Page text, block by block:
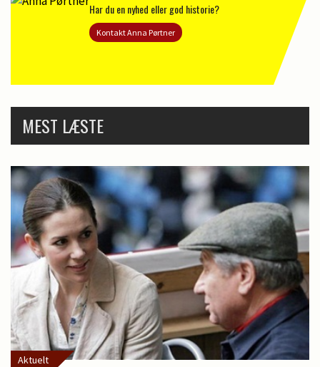
Har du en nyhed eller god historie?
Kontakt Anna Pørtner
MEST LÆSTE
Aktuelt